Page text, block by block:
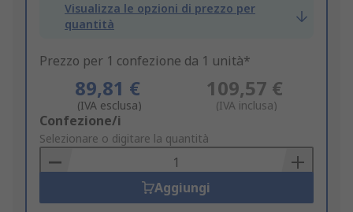
Visualizza le opzioni di prezzo per
quantità
Prezzo per 1 confezione da 1 unità*
89,81 €
(IVA esclusa)
109,57 €
(IVA inclusa)
Add
to
Basket
Confezione/i
Selezionare o digitare la quantità
Aggiungi